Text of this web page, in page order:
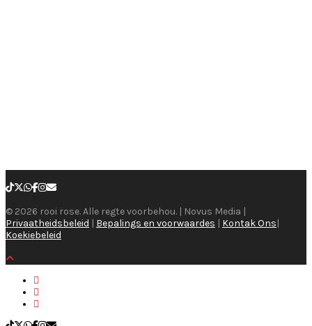
© 2026 rooi rose. Alle regte voorbehou. | Novus Media |
Privaatheidsbeleid | Bepalings en voorwaardes | Kontak Ons|
Koekiebeleid